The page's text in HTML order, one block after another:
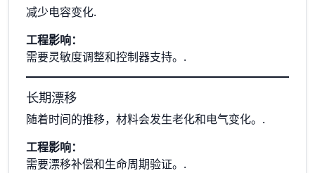
减少电容变化.
工程影响：
需要灵敏度调整和控制器支持。.
长期漂移
随着时间的推移，材料会发生老化和电气变化。.
工程影响：
需要漂移补偿和生命周期验证。.